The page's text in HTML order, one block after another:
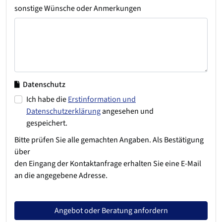
sonstige Wünsche oder Anmerkungen
Datenschutz
Ich habe dieErstinformation und
Datenschutzerklärungangesehen und
gespeichert.
Bitte prüfen Sie alle gemachten Angaben. Als Bestätigung
über
den Eingang der Kontaktanfrage erhalten Sie eine E-Mail
an die angegebene Adresse.
Angebot oder Beratung anfordern